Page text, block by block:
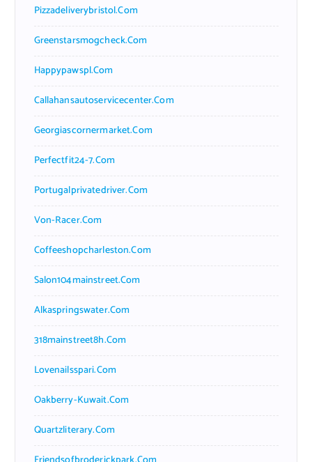
Pizzadeliverybristol.com
Greenstarsmogcheck.com
Happypawspl.com
Callahansautoservicecenter.com
Georgiascornermarket.com
Perfectfit24-7.com
Portugalprivatedriver.com
Von-Racer.com
Coffeeshopcharleston.com
Salon104mainstreet.com
Alkaspringswater.com
318mainstreet8h.com
Lovenailsspari.com
Oakberry-Kuwait.com
Quartzliterary.com